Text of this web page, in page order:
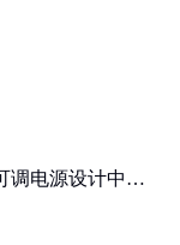
调电源设计中的